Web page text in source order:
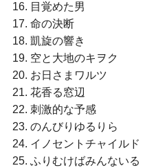
目覚めた男
命の決断
凱旋の響き
空と大地のキヲク
お日さまワルツ
花香る窓辺
刺激的な予感
のんびりゆるりら
イノセントチャイルド
ふりむけばみんないる